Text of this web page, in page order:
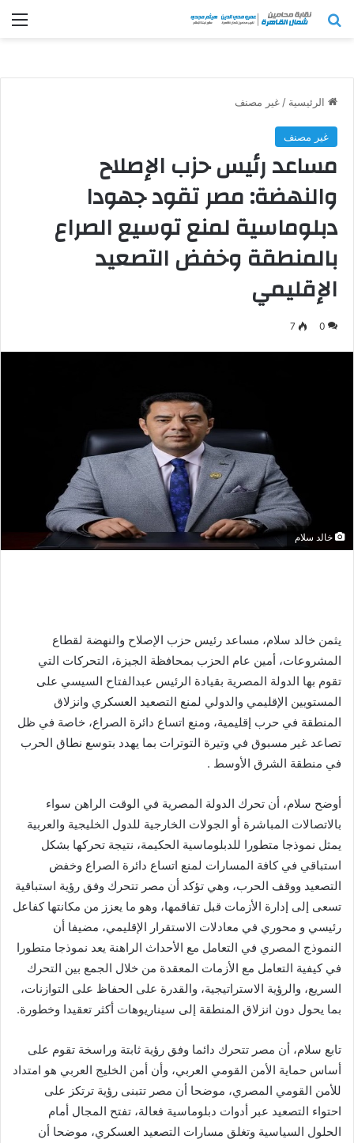
بحث عن
الرئيسية / غير مصنف
غير مصنف
مساعد رئيس حزب الإصلاح
والنهضة: مصر تقود جهودا
دبلوماسية لمنع توسيع الصراع
بالمنطقة وخفض التصعيد
الإقليمي
0
7
خالد سلام
يثمن خالد سلام، مساعد رئيس حزب الإصلاح والنهضة لقطاع
المشروعات، أمين عام الحزب بمحافظة الجيزة، التحركات التي
تقوم بها الدولة المصرية بقيادة الرئيس عبدالفتاح السيسي على
المستويين الإقليمي والدولي لمنع التصعيد العسكري وانزلاق
المنطقة في حرب إقليمية، ومنع اتساع دائرة الصراع، خاصة في ظل
تصاعد غير مسبوق في وتيرة التوترات بما يهدد بتوسع نطاق الحرب
في منطقة الشرق الأوسط .
أوضح سلام، أن تحرك الدولة المصرية في الوقت الراهن سواء
بالاتصالات المباشرة أو الجولات الخارجية للدول الخليجية والعربية
يمثل نموذجا متطورا للدبلوماسية الحكيمة، نتيجة تحركها بشكل
استباقي في كافة المسارات لمنع اتساع دائرة الصراع وخفض
التصعيد ووقف الحرب، وهي تؤكد أن مصر تتحرك وفق رؤية استباقية
تسعى إلى إدارة الأزمات قبل تفاقمها، وهو ما يعزز من مكانتها كفاعل
رئيسي و محوري في معادلات الاستقرار الإقليمي، مضيفا أن
النموذج المصري في التعامل مع الأحداث الراهنة يعد نموذجا متطورا
في كيفية التعامل مع الأزمات المعقدة من خلال الجمع بين التحرك
السريع، والرؤية الاستراتيجية، والقدرة على الحفاظ على التوازنات،
بما يحول دون انزلاق المنطقة إلى سيناريوهات أكثر تعقيدا وخطورة.
تابع سلام، أن مصر تتحرك دائما وفق رؤية ثابتة وراسخة تقوم على
أساس حماية الأمن القومي العربي، وأن أمن الخليج العربي هو امتداد
للأمن القومي المصري، موضحا أن مصر تتبنى رؤية ترتكز على
احتواء التصعيد عبر أدوات دبلوماسية فعالة، تفتح المجال أمام
الحلول السياسية وتغلق مسارات التصعيد العسكري، موضحا أن